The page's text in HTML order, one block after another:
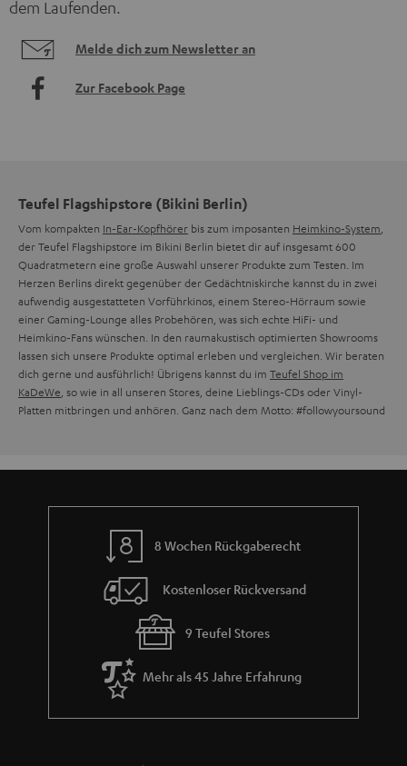
dem Laufenden.
Melde dich zum Newsletter an
Zur Facebook Page
Teufel Flagshipstore (Bikini Berlin)
Vom kompakten In-Ear-Kopfhörer bis zum imposanten Heimkino-System
der Teufel Flagshipstore im Bikini Berlin bietet dir auf insgesamt 600
Quadratmetern eine große Auswahl unserer Produkte zum Testen. Im
Herzen Berlins direkt gegenüber der Gedächtniskirche kannst du in zwei
aufwendig ausgestatteten Vorführkinos, einem Stereo-Hörraum sowie
einer Gaming-Lounge alles Probehören, was sich echte HiFi- und
Heimkino-Fans wünschen. In den raumakustisch optimierten Showrooms
lassen sich unsere Produkte optimal erleben und vergleichen. Wir beraten
dich gerne und ausführlich! Übrigens kannst du im Teufel Shop im
KaDeWe , so wie in all unseren Stores, deine Lieblings-CDs oder Vinyl-
Platten mitbringen und anhören. Ganz nach dem Motto: #followyoursound
8 Wochen Rückgaberecht
Kostenloser Rückversand
9 Teufel Stores
Mehr als 45 Jahre Erfahrung